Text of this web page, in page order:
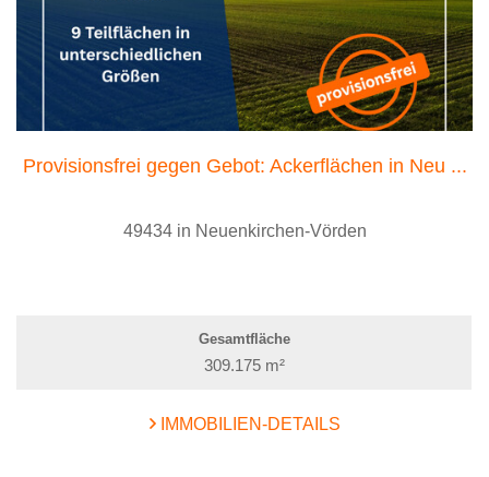
Provisionsfrei gegen Gebot: Ackerflächen in Neu ...
49434 in Neuenkirchen-Vörden
Gesamtfläche
309.175 m²
IMMOBILIEN-DETAILS